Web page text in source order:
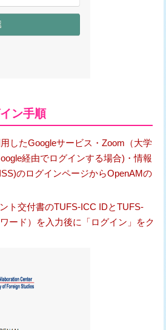
ン手順
したGoogleサービス・Zoom（大学
経由でログインする場合)・情報
のログインページからOpenAMの
ト交付書のTUFS-ICC IDとTUFS-
ード）を入力後に「ログイン」をク